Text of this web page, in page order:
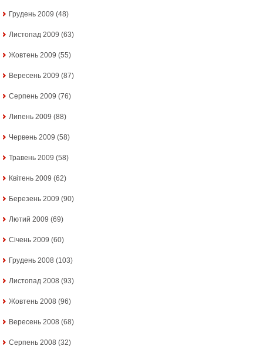
Грудень 2009 (48)
Листопад 2009 (63)
Жовтень 2009 (55)
Вересень 2009 (87)
Серпень 2009 (76)
Липень 2009 (88)
Червень 2009 (58)
Травень 2009 (58)
Квітень 2009 (62)
Березень 2009 (90)
Лютий 2009 (69)
Січень 2009 (60)
Грудень 2008 (103)
Листопад 2008 (93)
Жовтень 2008 (96)
Вересень 2008 (68)
Серпень 2008 (32)